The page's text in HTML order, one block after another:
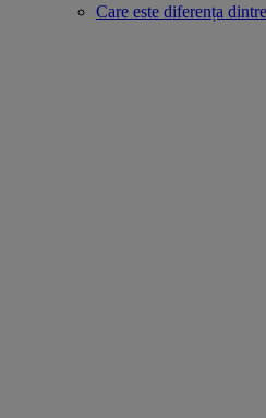
Care este diferența